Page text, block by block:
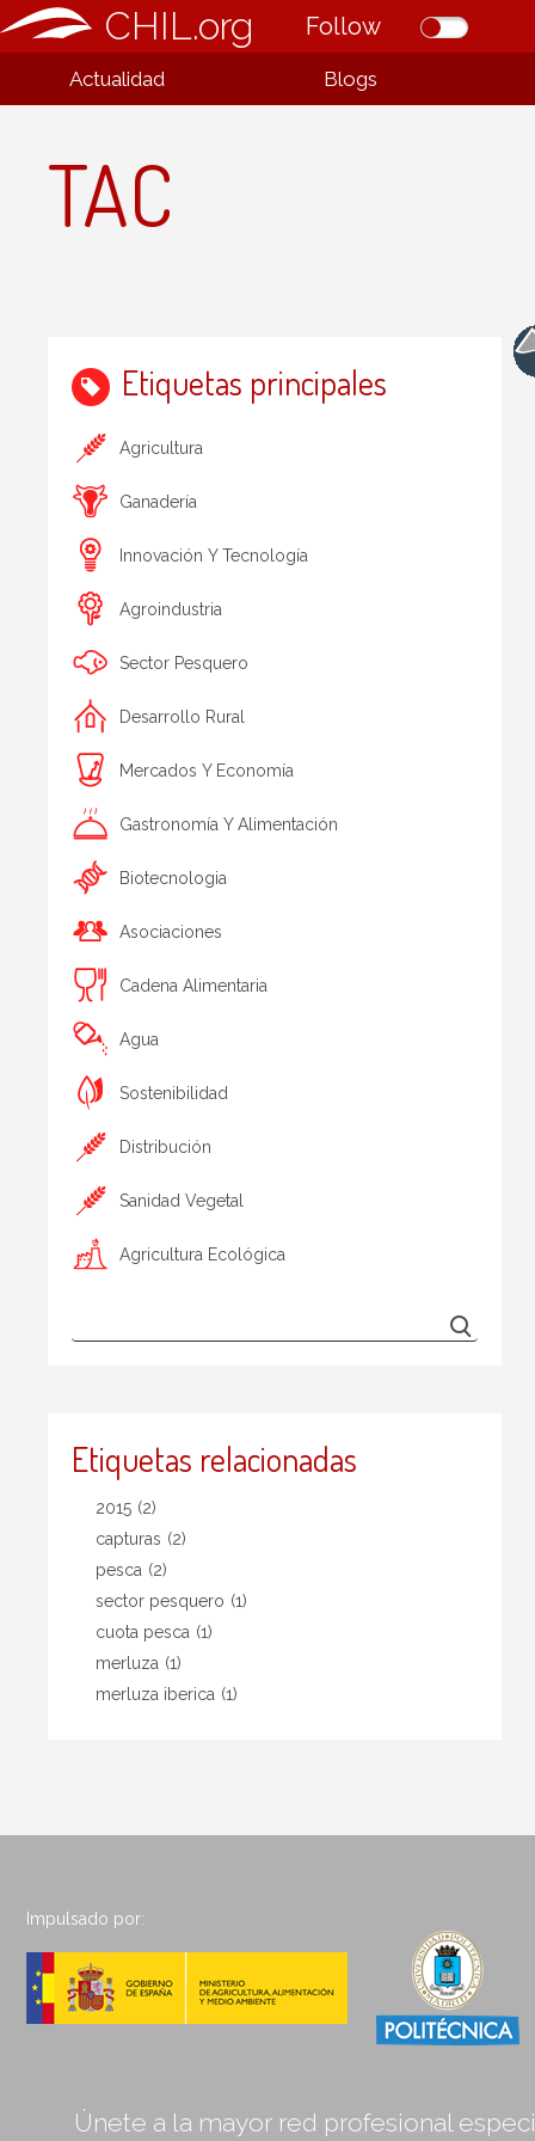
CHIL.org Follow
Actualidad Blogs
TAC
Etiquetas principales
Agricultura
Ganadería
Innovación Y Tecnología
Agroindustria
Sector Pesquero
Desarrollo Rural
Mercados Y Economía
Gastronomía Y Alimentación
Biotecnologia
Asociaciones
Cadena Alimentaria
Agua
Sostenibilidad
Distribución
Sanidad Vegetal
Agricultura Ecológica
Etiquetas relacionadas
2015 (2)
capturas (2)
pesca (2)
sector pesquero (1)
cuota pesca (1)
merluza (1)
merluza iberica (1)
Impulsado por:
Únete a la mayor red profesional